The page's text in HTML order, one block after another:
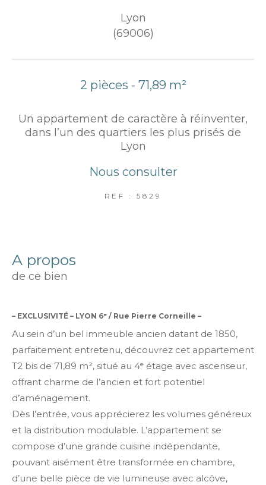
Lyon
(69006)
2 pièces - 71,89 m²
Un appartement de caractère à réinventer,
dans l’un des quartiers les plus prisés de
Lyon
Nous consulter
REF : 5829
a propos
de ce bien
– EXCLUSIVITÉ – LYON 6ᵉ / Rue Pierre Corneille –
Au sein d’un bel immeuble ancien datant de 1850,
parfaitement entretenu, découvrez cet appartement
T2 bis de 71,89 m², situé au 4ᵉ étage avec ascenseur,
offrant charme de l’ancien et fort potentiel
d’aménagement.
Dès l’entrée, vous apprécierez les volumes généreux
et la distribution modulable. L’appartement se
compose d’une grande cuisine indépendante,
pouvant aisément être transformée en chambre,
d’une belle pièce de vie lumineuse avec alcôve,